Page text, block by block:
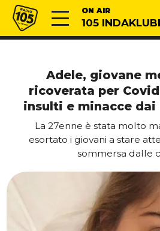
Vai al contenuto
Radio 105 ON AIR
105
Adele, giovane
ricoverata per
insulti e minacce
La 27enne è stata molto
esortato i giovani a stare
sommersa dalle